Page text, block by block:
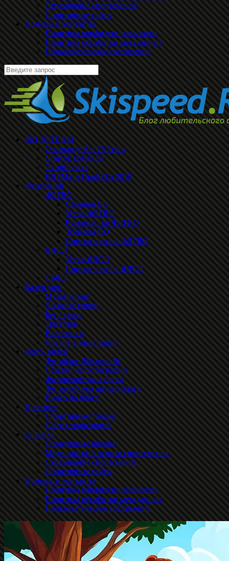
Страхование спортсменов
Спортивные сайты
Помощь и контакты
Политика конфиденциальности
Политика обработки метаданных
Пользовательское соглашение
SKI 76 TEAM
О команде Ski 76 Team
Список команды
Экипировка
КЛБМатч ПроБЕГа 2019
Федерации
ФЛГЯО
Сборная ЯО
Устав ФЛГЯО
Руководство ФЛГЯО
Тренеры ЯО
Список членов ФЛГЯО
ЯЛСЛ
Устав ЯЛСЛ
Список членов ЯЛСЛ
СБЯО
Календари
Мультиспорт
Лыжные гонки
Бег / кросс
Триатлон
Велогонки
Другие виды спорта
Фото, видео
Фотоблог Skispeed.Ru
Ссылки на фотографии
Фоторепортажы блога
Фотоальбомы друзей блога
Видео на блоге
Полезное
Спортивные товары
Сайты трансляций
Справка
Спортивные школы
Медицинский осмотр спортсменов
Страхование спортсменов
Спортивные сайты
Помощь и контакты
Политика конфиденциальности
Политика обработки метаданных
Пользовательское соглашение